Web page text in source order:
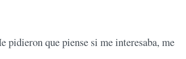
pidieron que piense si me interesaba, me